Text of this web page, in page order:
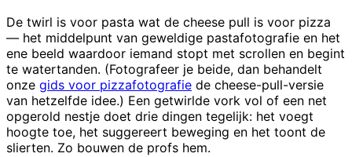
De twirl is voor pasta wat de cheese pull is voor pizza
— het middelpunt van geweldige pastafotografie en het
ene beeld waardoor iemand stopt met scrollen en begint
te watertanden. (Fotografeer je beide, dan behandelt
onze gids voor pizzafotografie de cheese-pull-versie
van hetzelfde idee.) Een getwirlde vork vol of een net
opgerold nestje doet drie dingen tegelijk: het voegt
hoogte toe, het suggereert beweging en het toont de
slierten. Zo bouwen de profs hem.